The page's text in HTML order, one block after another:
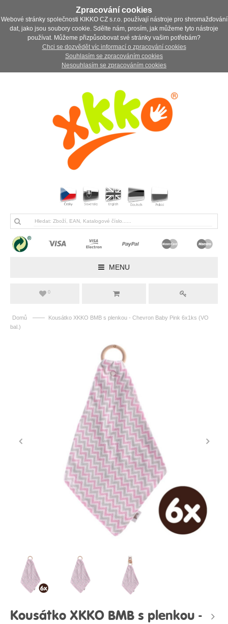
Zpracování cookies
Webové stránky společnosti KIKKO CZ s.r.o. používají nástroje pro shromažďování
dat, jako jsou soubory cookie. Sdělte nám, prosím, jak můžeme tyto nástroje
používat. Můžeme přizpůsobovat své stránky vašim potřebám?
Chci se dozvědět víc informací o zpracování cookies
Souhlasím se zpracováním cookies
Nesouhlasím se zpracováním cookies
MENU
0
Domů ——
Kousátko XKKO BMB s plenkou - Chevron Baby Pink 6x1ks (VO
bal.)
Kousátko XKKO BMB s plenkou -